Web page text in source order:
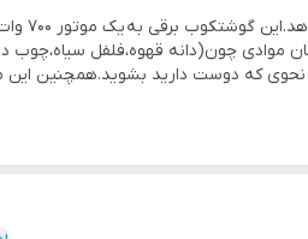
مدل 3038 یکی از کاربردی ترین دستگاه های
این دستگاه میتوان به آسیاب 200 گرمی اشاره کرد که به شما امکان موادی چون(دانه
نحوی که دوست دارید بشوید.همچنین این